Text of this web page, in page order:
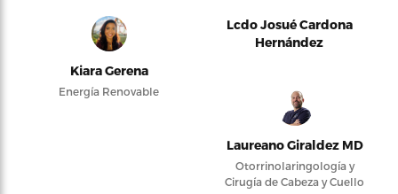
Kiara Gerena
Energía Renovable
Lcdo Josué Cardona
Hernández
Laureano Giraldez MD
Otorrinolaringología y
Cirugía de Cabeza y Cuello